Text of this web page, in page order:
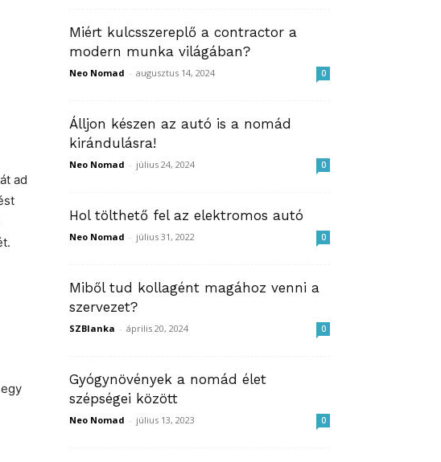
ad
Miért kulcsszereplő a contractor a
modern munka világában?
Neo Nomad - augusztus 14, 2024 0
Álljon készen az autó is a nomád
kirándulásra!
Neo Nomad - július 24, 2024 0
Hol tölthető fel az elektromos autó
Neo Nomad - július 31, 2022 0
Miből tud kollagént magához venni a
szervezet?
SZBlanka - április 20, 2024 0
Gyógynövények a nomád élet
szépségei között
Neo Nomad - július 13, 2023 0